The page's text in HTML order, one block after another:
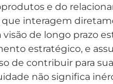
e do
interagem
visão de longo prazo
estratégico, e
de contribuir para
não significa